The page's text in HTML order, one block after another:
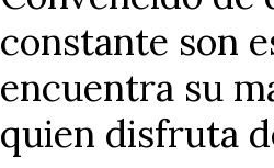
constante son
encuentra su
quien disfruta